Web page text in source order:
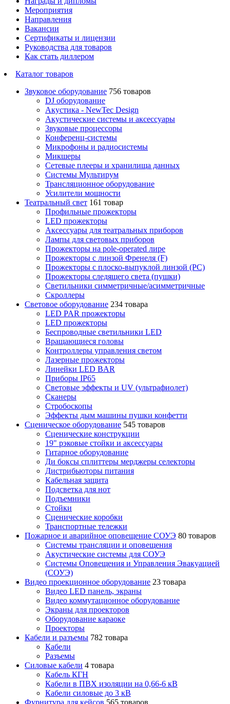
Мероприятия
Направления
Вакансии
Сертификаты и лицензии
Руководства для товаров
Как стать диллером
Каталог товаров
Звуковое оборудование 756 товаров
DJ оборудование
Акустика - NewTec Design
Акустические системы и аксессуары
Звуковые процессоры
Конференц-системы
Микрофоны и радиосистемы
Микшеры
Сетевые плееры и хранилища данных
Системы Мультирум
Трансляционное оборудование
Усилители мощности
Театральный свет 161 товар
Профильные прожекторы
LED прожекторы
Аксессуары для театральных приборов
Лампы для световых приборов
Прожекторы на pole-operated лире
Прожекторы с линзой Френеля (F)
Прожекторы с плоско-выпуклой линзой (PC)
Прожекторы следящего света (пушки)
Светильники симметричные/асимметричные
Скроллеры
Световое оборудование 234 товара
LED PAR прожекторы
LED прожекторы
Беспроводные светильники LED
Вращающиеся головы
Контроллеры управления светом
Лазерные прожекторы
Линейки LED BAR
Приборы IP65
Световые эффекты и UV (ультрафиолет)
Сканеры
Стробоскопы
Эффекты дым машины пушки конфетти
Сценическое оборудование 545 товаров
Сценические конструкции
19" рэковые стойки и аксесcуары
Гитарное оборудование
Ди боксы сплиттеры мерджеры селекторы
Дистрибьюторы питания
Кабельная защита
Подсветка для нот
Подъемники
Стойки
Сценические коробки
Транспортные тележки
Пожарное и аварийное оповещение СОУЭ 80 товаров
Cистемы трансляции и оповещения
Акустические системы для СОУЭ
Системы Оповещения и Управления Эвакуацией
(СОУЭ)
Видео проекционное оборудование 23 товара
Видео LED панель, экраны
Видео коммутационное оборудование
Экраны для проекторов
Оборудование караоке
Проекторы
Кабели и разъемы 782 товара
Кабели
Разъемы
Силовые кабели 4 товара
Кабель КГН
Кабели в ПВХ изоляции на 0,66-6 кВ
Кабели силовые до 3 кВ
Фурнитура для кейсов 565 товаров